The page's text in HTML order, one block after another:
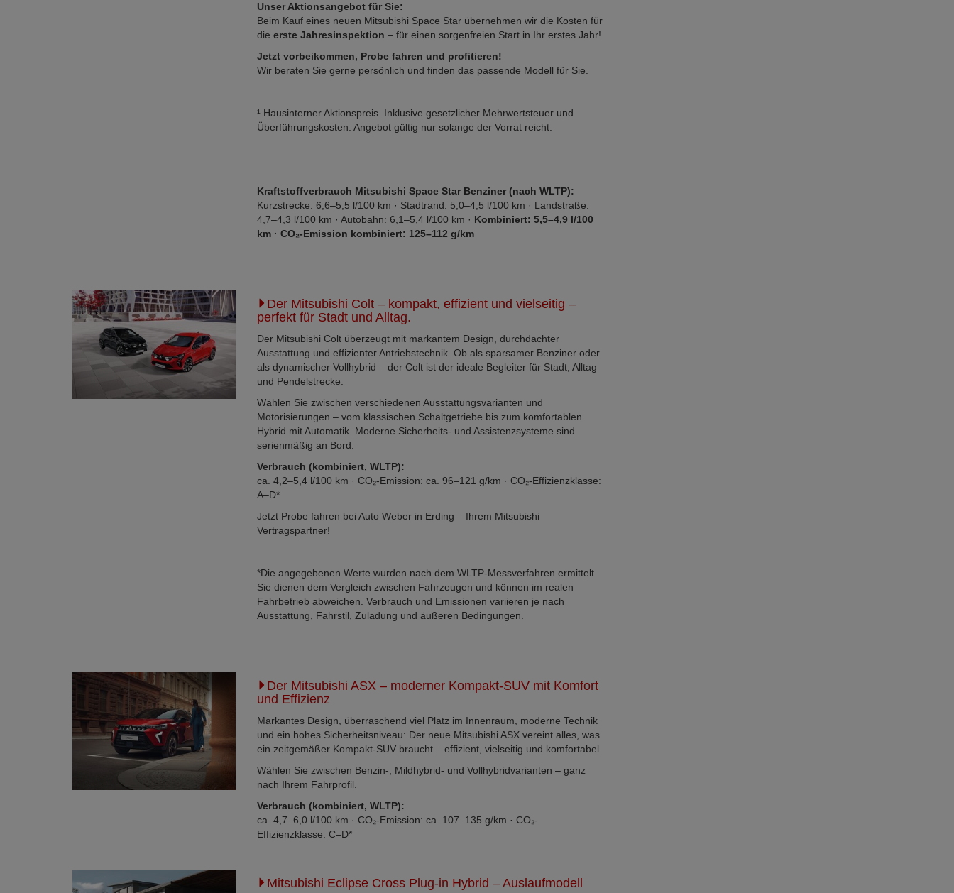
Unser Aktionsangebot für Sie:
Beim Kauf eines neuen Mitsubishi Space Star übernehmen wir die Kosten für
die erste Jahresinspektion – für einen sorgenfreien Start in Ihr erstes Jahr!
Jetzt vorbeikommen, Probe fahren und profitieren!
Wir beraten Sie gerne persönlich und finden das passende Modell für Sie.
¹ Hausinterner Aktionspreis. Inklusive gesetzlicher Mehrwertsteuer und
Überführungskosten. Angebot gültig nur solange der Vorrat reicht.
Kraftstoffverbrauch Mitsubishi Space Star Benziner (nach WLTP):
Kurzstrecke: 6,6–5,5 l/100 km · Stadtrand: 5,0–4,5 l/100 km · Landstraße:
4,7–4,3 l/100 km · Autobahn: 6,1–5,4 l/100 km · Kombiniert: 5,5–4,9 l/100
km · CO₂-Emission kombiniert: 125–112 g/km
Der Mitsubishi Colt – kompakt, effizient und vielseitig –
perfekt für Stadt und Alltag.
Der Mitsubishi Colt überzeugt mit markantem Design, durchdachter
Ausstattung und effizienter Antriebstechnik. Ob als sparsamer Benziner oder
als dynamischer Vollhybrid – der Colt ist der ideale Begleiter für Stadt, Alltag
und Pendelstrecke.
Wählen Sie zwischen verschiedenen Ausstattungsvarianten und
Motorisierungen – vom klassischen Schaltgetriebe bis zum komfortablen
Hybrid mit Automatik. Moderne Sicherheits- und Assistenzsysteme sind
serienmäßig an Bord.
Verbrauch (kombiniert, WLTP):
ca. 4,2–5,4 l/100 km · CO₂-Emission: ca. 96–121 g/km · CO₂-Effizienzklasse:
A–D*
Jetzt Probe fahren bei Auto Weber in Erding – Ihrem Mitsubishi
Vertragspartner!
*Die angegebenen Werte wurden nach dem WLTP-Messverfahren ermittelt.
Sie dienen dem Vergleich zwischen Fahrzeugen und können im realen
Fahrbetrieb abweichen. Verbrauch und Emissionen variieren je nach
Ausstattung, Fahrstil, Zuladung und äußeren Bedingungen.
Der Mitsubishi ASX – moderner Kompakt-SUV mit Komfort
und Effizienz
Markantes Design, überraschend viel Platz im Innenraum, moderne Technik
und ein hohes Sicherheitsniveau: Der neue Mitsubishi ASX vereint alles, was
ein zeitgemäßer Kompakt-SUV braucht – effizient, vielseitig und komfortabel.
Wählen Sie zwischen Benzin-, Mildhybrid- und Vollhybridvarianten – ganz
nach Ihrem Fahrprofil.
Verbrauch (kombiniert, WLTP):
ca. 4,7–6,0 l/100 km · CO₂-Emission: ca. 107–135 g/km · CO₂-
Effizienzklasse: C–D*
Mitsubishi Eclipse Cross Plug-in Hybrid – Auslaufmodell